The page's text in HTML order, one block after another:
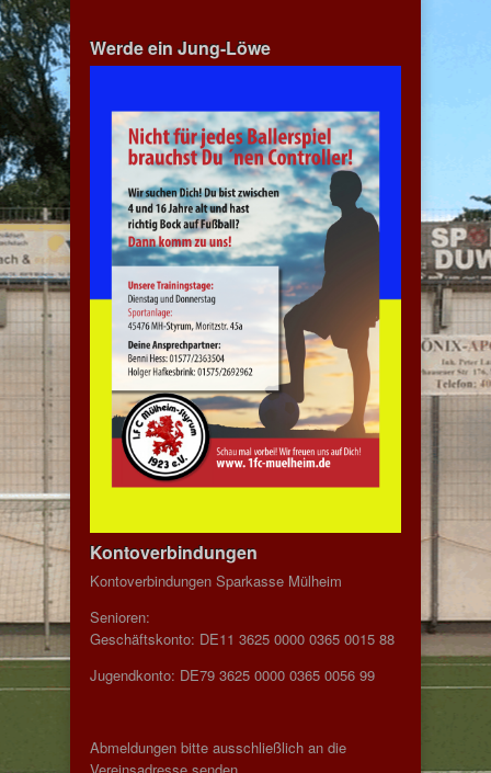
Werde ein Jung-Löwe
Kontoverbindungen
Kontoverbindungen Sparkasse Mülheim
Senioren:
Geschäftskonto: DE11 3625 0000 0365 0015 88
Jugendkonto: DE79 3625 0000 0365 0056 99
Abmeldungen bitte ausschließlich an die
Vereinsadresse senden.